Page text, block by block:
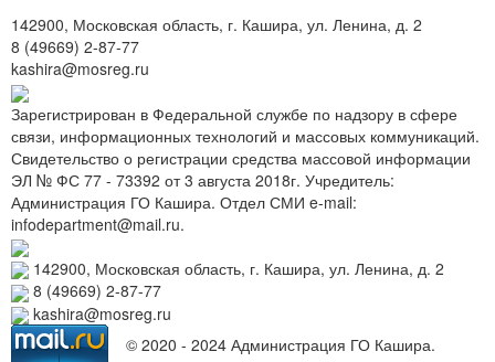
142900, Московская область, г. Кашира, ул. Ленина, д. 2
8 (49669) 2-87-77
kashira@mosreg.ru
Зарегистрирован в Федеральной службе по надзору в сфере
связи, информационных технологий и массовых коммуникаций.
Свидетельство о регистрации средства массовой информации
ЭЛ № ФС 77 - 73392 от 3 августа 2018г. Учредитель:
Администрация ГО Кашира. Отдел СМИ e-mail:
infodepartment@mail.ru.
142900, Московская область, г. Кашира, ул. Ленина, д. 2
8 (49669) 2-87-77
kashira@mosreg.ru
© 2020 - 2024 Администрация ГО Кашира.